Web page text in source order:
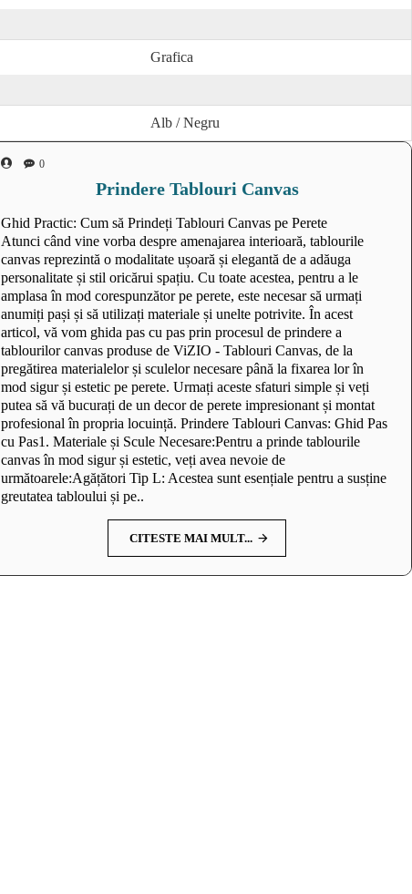
0
Prindere Tablouri Canvas
Ghid Practic: Cum să Prindeți Tablouri Canvas pe Perete
Atunci când vine vorba despre amenajarea interioară, tablourile
canvas reprezintă o modalitate ușoară și elegantă de a adăuga
personalitate și stil oricărui spațiu. Cu toate acestea, pentru a le
amplasa în mod corespunzător pe perete, este necesar să urmați
anumiți pași și să utilizați materiale și unelte potrivite. În acest
articol, vă vom ghida pas cu pas prin procesul de prindere a
tablourilor canvas produse de ViZIO - Tablouri Canvas, de la
pregătirea materialelor și sculelor necesare până la fixarea lor în
mod sigur și estetic pe perete. Urmați aceste sfaturi simple și veți
putea să vă bucurați de un decor de perete impresionant și montat
profesional în propria locuință. Prindere Tablouri Canvas: Ghid Pas
cu Pas1. Materiale și Scule Necesare:Pentru a prinde tablourile
canvas în mod sigur și estetic, veți avea nevoie de
următoarele:Agățători Tip L: Acestea sunt esențiale pentru a susține
greutatea tabloului și pe..
CITESTE MAI MULT...
Grafica
Alb / Negru